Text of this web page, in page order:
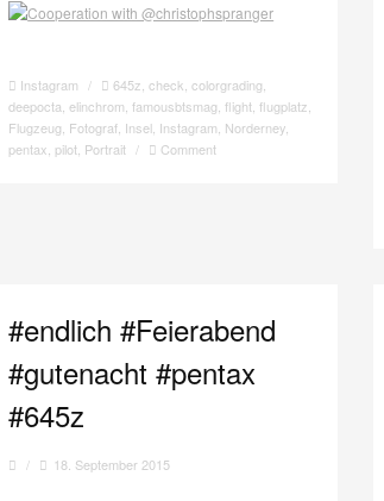
Instagram / 645z ,check ,colorgrading
deepocta ,elinchrom ,famousbtsmag ,flight ,flugplatz
Flugzeug Fotograf Insel Instagram Norderney
pentax pilot Portrait / Comment
#endlich #Feierabend
#gutenacht #pentax
#645z
/ 18. September 2015